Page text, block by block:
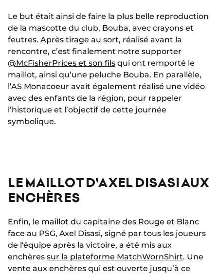
Le but était ainsi de faire la plus belle reproduction
de la mascotte du club, Bouba, avec crayons et
feutres. Après tirage au sort, réalisé avant la
rencontre, c’est finalement notre supporter
@McFisherPrices et son fils qui ont remporté le
maillot, ainsi qu’une peluche Bouba. En parallèle,
l’AS Monacoeur avait également réalisé une vidéo
avec des enfants de la région, pour rappeler
l’historique et l’objectif de cette journée
symbolique.
LE MAILLOT D'AXEL DISASI AUX
ENCHÈRES
Enfin, le maillot du capitaine des Rouge et Blanc
face au PSG, Axel Disasi, signé par tous les joueurs
de l'équipe après la victoire, a été mis aux
enchères sur la plateforme MatchWornShirt. Une
vente aux enchères qui est ouverte jusqu’à ce